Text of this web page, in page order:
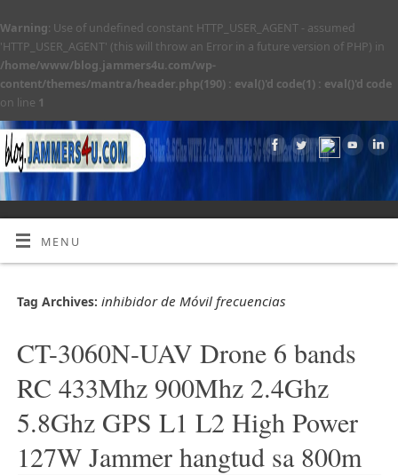
Warning: Use of undefined constant HTTP_USER_AGENT - assumed
'HTTP_USER_AGENT' (this will throw an Error in a future version of PHP) in
/home/www/blog.jammers4u.com/wp-
content/themes/mantra/header.php(190) : eval()'d code(1) : eval()'d code
on line 1
MENU
Tag Archives: inhibidor de Móvil frecuencias
CT-3060N-UAV Drone 6 bands
RC 433Mhz 900Mhz 2.4Ghz
5.8Ghz GPS L1 L2 High Power
127W Jammer hangtud sa 800m